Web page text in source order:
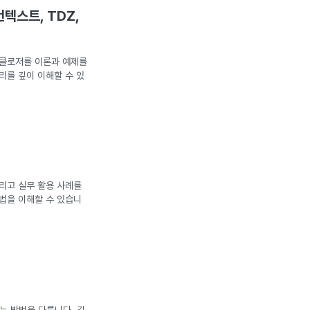
텍스트, TDZ,
로저를 이론과 예제를
를 깊이 이해할 수 있
고 실무 활용 사례를
을 이해할 수 있습니